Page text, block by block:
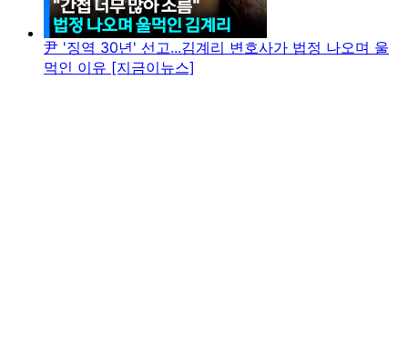
尹 '징역 30년' 선고...김계리 변호사가 법정 나오며 울
먹인 이유 [지금이뉴스]